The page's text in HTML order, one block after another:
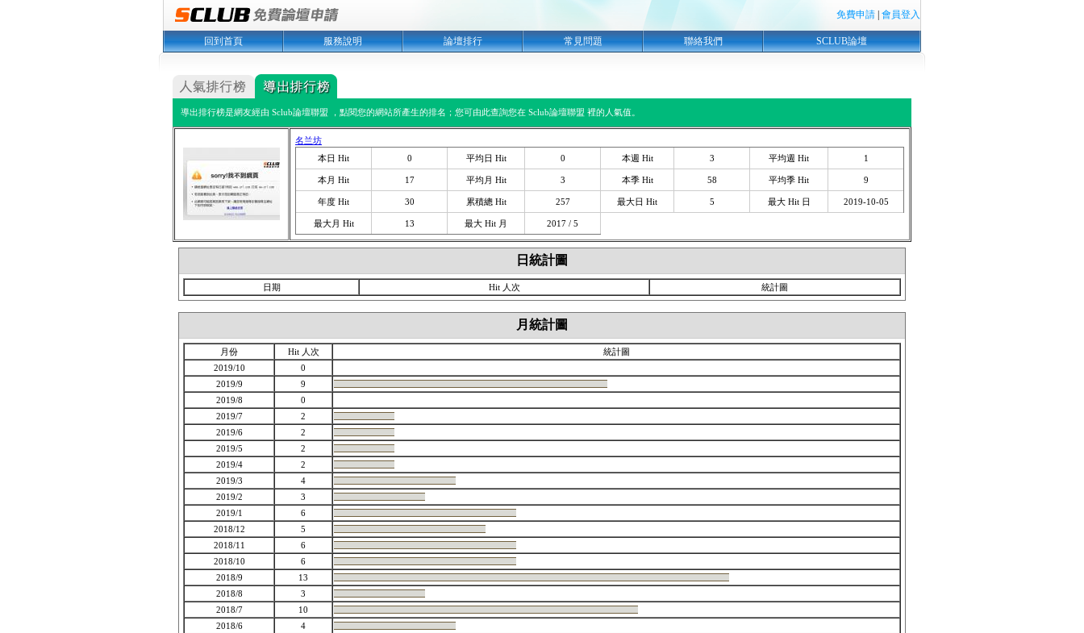
免費申請 會員登入
回到首頁 服務說明 論壇排行 常見問題 聯絡我們 SCLUB論壇
導出排行榜是網友經由 Sclub論壇聯盟 ，點閱您的網站所產生的排名；您可由此查詢您在 Sclub論壇聯盟 裡的人氣值。
名兰坊
本日 Hit
0 平均日 Hit 0 本週 Hit 3 平均週 Hit 1
本月 Hit 17 平均月 Hit 3 本季 Hit 58 平均季 Hit 9
年度 Hit 30 累積總 Hit 257 最大日 Hit 5 最大 Hit 日 2019-10-05
最大月 Hit 13 最大 Hit 月 2017 / 5
日統計圖
日期 Hit 人次 統計圖
月統計圖
月份 Hit 人次
統計圖
2019/10
0
2019/9
9
2019/8
0
2019/7
2
2019/6
2
2019/5
2
2019/4
2
2019/3
4
2019/2
3
2019/1
6
2018/12
5
2018/11
6
2018/10
6
2018/9
13
2018/8
3
2018/7
10
2018/6
4